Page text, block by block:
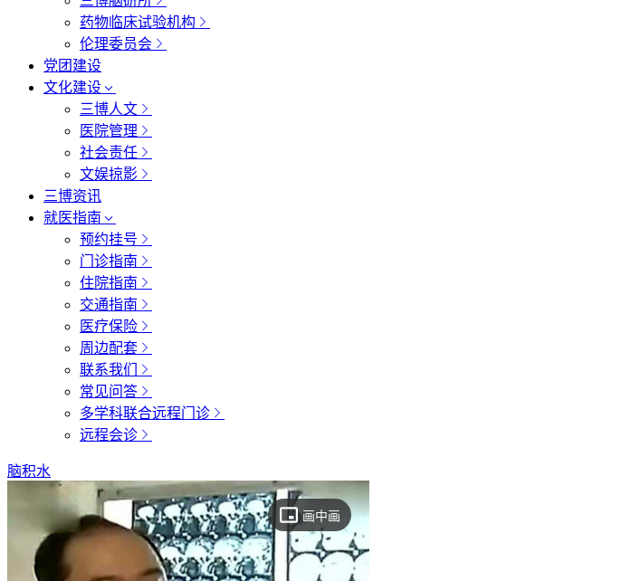
药物临床试验机构
伦理委员会
党团建设
文化建设
三博人文
医院管理
社会责任
文娱掠影
三博资讯
就医指南
预约挂号
门诊指南
住院指南
交通指南
医疗保险
周边配套
联系我们
常见问答
多学科联合远程门诊
远程会诊
脑积水
画中画